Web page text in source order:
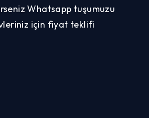
Whatsapp tuşumuzu
için fiyat teklifi